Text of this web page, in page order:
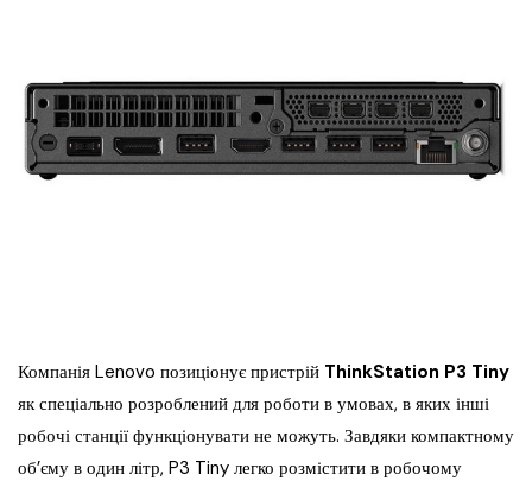
Компанія Lenovo позиціонує пристрій ThinkStation P3 Tiny
як спеціально розроблений для роботи в умовах, в яких інші
робочі станції функціонувати не можуть. Завдяки компактному
об’єму в один літр, P3 Tiny легко розмістити в робочому